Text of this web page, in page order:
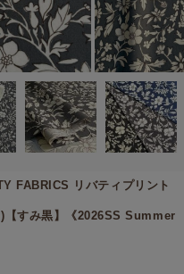
FABRICS リバティプリント
【すみ黒】《2026SS Summer